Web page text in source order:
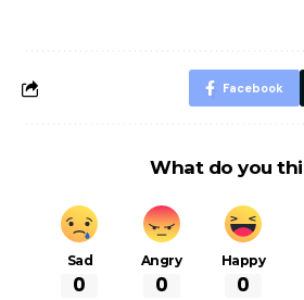
Facebook
What do you
Sad
0
Angry
0
Happy
0